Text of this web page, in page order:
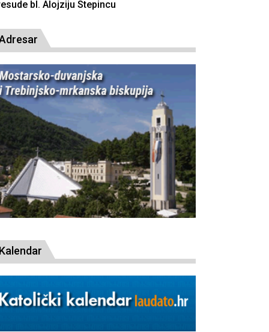
bl. Alojziju Stepincu